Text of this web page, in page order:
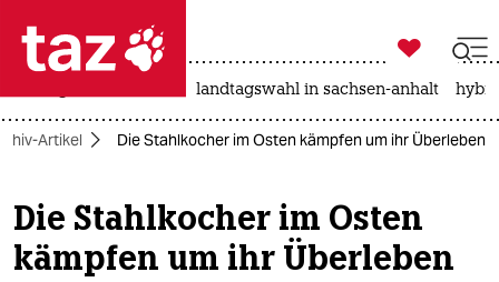
 taz zahl ich
taz zahl ich
themen
politik

taz zahl ich
landtagswahl in sachsen-anhalt
Artikel Die Stahlkocher im Osten kämpfen um ihr Überleben
Die Stahlkocher im Osten
kämpfen um ihr Überleben